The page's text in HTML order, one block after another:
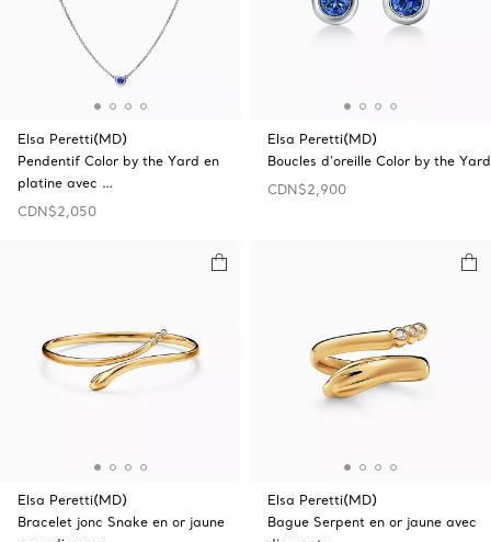
Elsa Peretti(MD)
Pendentif Color by the Yard en
platine avec …
CDN$2,050
Elsa Peretti(MD)
Boucles d’oreille Color by the Yard
CDN$2,900
Elsa Peretti(MD)
Bracelet jonc Snake en or jaune
Elsa Peretti(MD)
Bague Serpent en or jaune avec